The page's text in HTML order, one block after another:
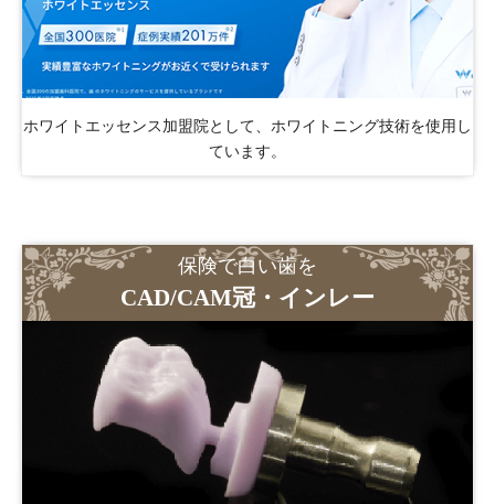
ホワイトエッセンス加盟院として、ホワイトニング技術を使用し
ています。
保険で白い歯を
CAD/CAM冠・インレー